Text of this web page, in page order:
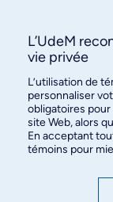
S’abonner
des relations
L’UdeM
vie privée
L’utilisation de
personnaliser
obligatoires
site Web, alors
En acceptant
témoins pour